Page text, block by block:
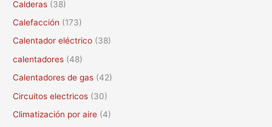
o
r
:
Calderas (38)
Calefacción (173)
Calentador eléctrico (38)
calentadores (48)
Calentadores de gas (42)
Circuitos electricos (30)
Climatización por aire (4)